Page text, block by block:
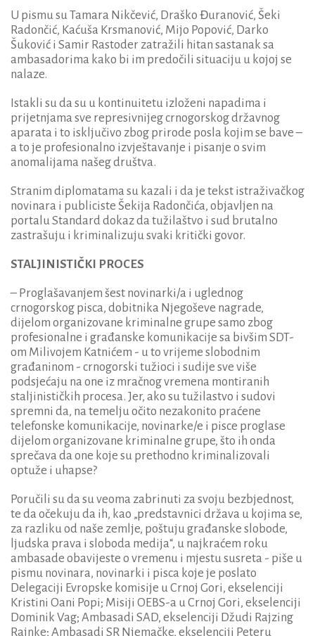
U pismu su Tamara Nikčević, Draško Đuranović, Šeki
Radončić, Kaćuša Krsmanović, Mijo Popović, Darko
Šuković i Samir Rastoder zatražili hitan sastanak sa
ambasadorima kako bi im predočili situaciju u kojoj se
nalaze.
Istakli su da su u kontinuitetu izloženi napadima i
prijetnjama sve represivnijeg crnogorskog državnog
aparata i to isključivo zbog prirode posla kojim se bave –
a to je profesionalno izvještavanje i pisanje o svim
anomalijama našeg društva.
Stranim diplomatama su kazali i da je tekst istraživačkog
novinara i publiciste Šekija Radončića, objavljen na
portalu Standard dokaz da tužilaštvo i sud brutalno
zastrašuju i kriminalizuju svaki kritički govor.
STALJINISTIČKI PROCES
– Proglašavanjem šest novinarki/a i uglednog
crnogorskog pisca, dobitnika Njegoševe nagrade,
dijelom organizovane kriminalne grupe samo zbog
profesionalne i građanske komunikacije sa bivšim SDT-
om Milivojem Katnićem - u to vrijeme slobodnim
građaninom - crnogorski tužioci i sudije sve više
podsjećaju na one iz mračnog vremena montiranih
staljinističkih procesa. Jer, ako su tužilastvo i sudovi
spremni da, na temelju očito nezakonito praćene
telefonske komunikacije, novinarke/e i pisce proglase
dijelom organizovane kriminalne grupe, što ih onda
sprečava da one koje su prethodno kriminalizovali
optuže i uhapse?
Poručili su da su veoma zabrinuti za svoju bezbjednost,
te da očekuju da ih, kao „predstavnici država u kojima se,
za razliku od naše zemlje, poštuju građanske slobode,
ljudska prava i sloboda medija“, u najkraćem roku
ambasade obavijeste o vremenu i mjestu susreta - piše u
pismu novinara, novinarki i pisca koje je poslato
Delegaciji Evropske komisije u Crnoj Gori, ekselenciji
Kristini Oani Popi; Misiji OEBS-a u Crnoj Gori, ekselenciji
Dominik Vag; Ambasadi SAD, ekselenciji Džudi Rajzing
Rajnke; Ambasadi SR Njemačke, ekselenciji Peteru